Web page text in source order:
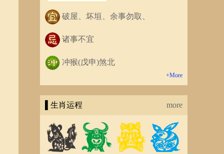
破屋、坏垣、余事勿取、
诸事不宜
冲猴(戊申)煞北
+More
▌生肖运程 more